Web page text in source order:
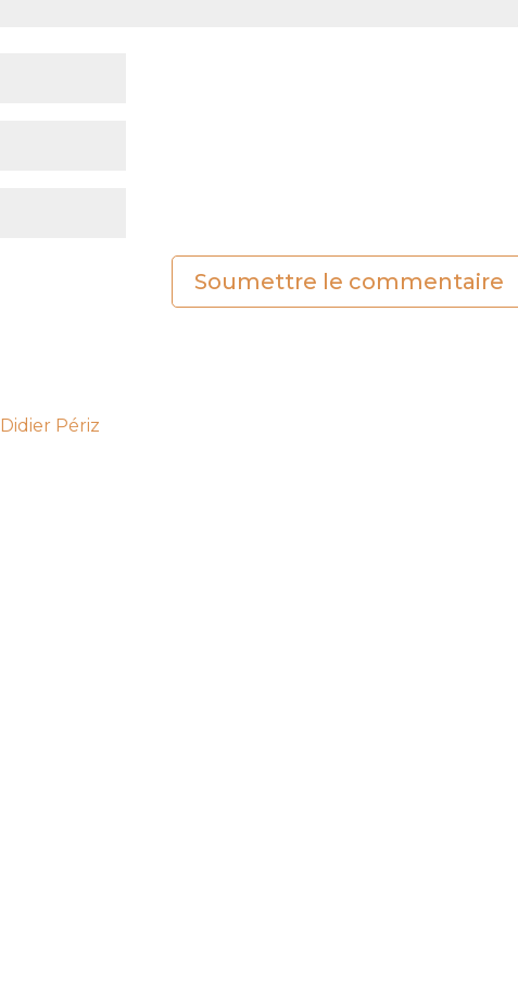
Soumettre le commentaire
Didier Périz